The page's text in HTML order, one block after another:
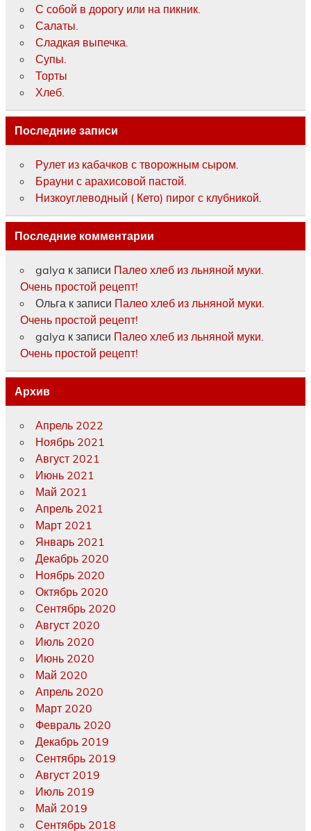
С собой в дорогу или на пикник.
Салаты.
Сладкая выпечка.
Супы.
Торты
Хлеб.
Последние записи
Рулет из кабачков с творожным сыром.
Брауни с арахисовой пастой.
Низкоуглеводный ( Кето) пирог с клубникой.
Последние комментарии
galya к записи Палео хлеб из льняной муки.
Очень простой рецепт!
Ольга к записи Палео хлеб из льняной муки.
Очень простой рецепт!
galya к записи Палео хлеб из льняной муки.
Очень простой рецепт!
Архив
Апрель 2022
Ноябрь 2021
Август 2021
Июнь 2021
Май 2021
Апрель 2021
Март 2021
Январь 2021
Декабрь 2020
Ноябрь 2020
Октябрь 2020
Сентябрь 2020
Август 2020
Июль 2020
Июнь 2020
Май 2020
Апрель 2020
Март 2020
Февраль 2020
Декабрь 2019
Сентябрь 2019
Август 2019
Июль 2019
Май 2019
Сентябрь 2018